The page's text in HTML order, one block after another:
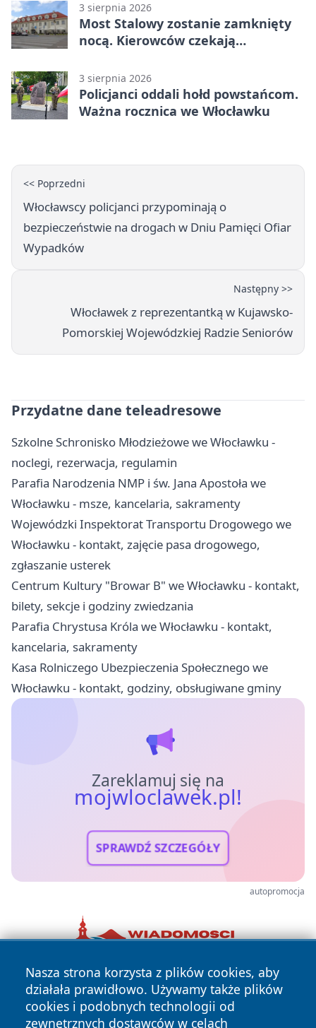
3 sierpnia 2026
Most Stalowy zostanie zamknięty
nocą. Kierowców czekają
3 sierpnia 2026
Policjanci oddali hołd powstańcom.
Ważna rocznica we Włocławku
<< Poprzedni
Włocławscy policjanci przypominają o
bezpieczeństwie na drogach w Dniu Pamięci Ofiar
Wypadków
Następny >>
Włocławek z reprezentantką w Kujawsko-
Pomorskiej Wojewódzkiej Radzie Seniorów
Przydatne dane teleadresowe
Szkolne Schronisko Młodzieżowe we Włocławku -
noclegi, rezerwacja, regulamin
Parafia Narodzenia NMP i św. Jana Apostoła we
Włocławku - msze, kancelaria, sakramenty
Wojewódzki Inspektorat Transportu Drogowego we
Włocławku - kontakt, zajęcie pasa drogowego,
zgłaszanie usterek
Centrum Kultury "Browar B" we Włocławku - kontakt,
bilety, sekcje i godziny zwiedzania
Parafia Chrystusa Króla we Włocławku - kontakt,
kancelaria, sakramenty
Kasa Rolniczego Ubezpieczenia Społecznego we
Włocławku - kontakt, godziny, obsługiwane gminy
Zareklamuj się na
mojwloclawek.pl!
SPRAWDŹ SZCZEGÓŁY
autopromocja
Nasza strona korzysta z plików cookies, aby
działała prawidłowo. Używamy także plików
cookies i podobnych technologii od
zewnętrznych dostawców w celach